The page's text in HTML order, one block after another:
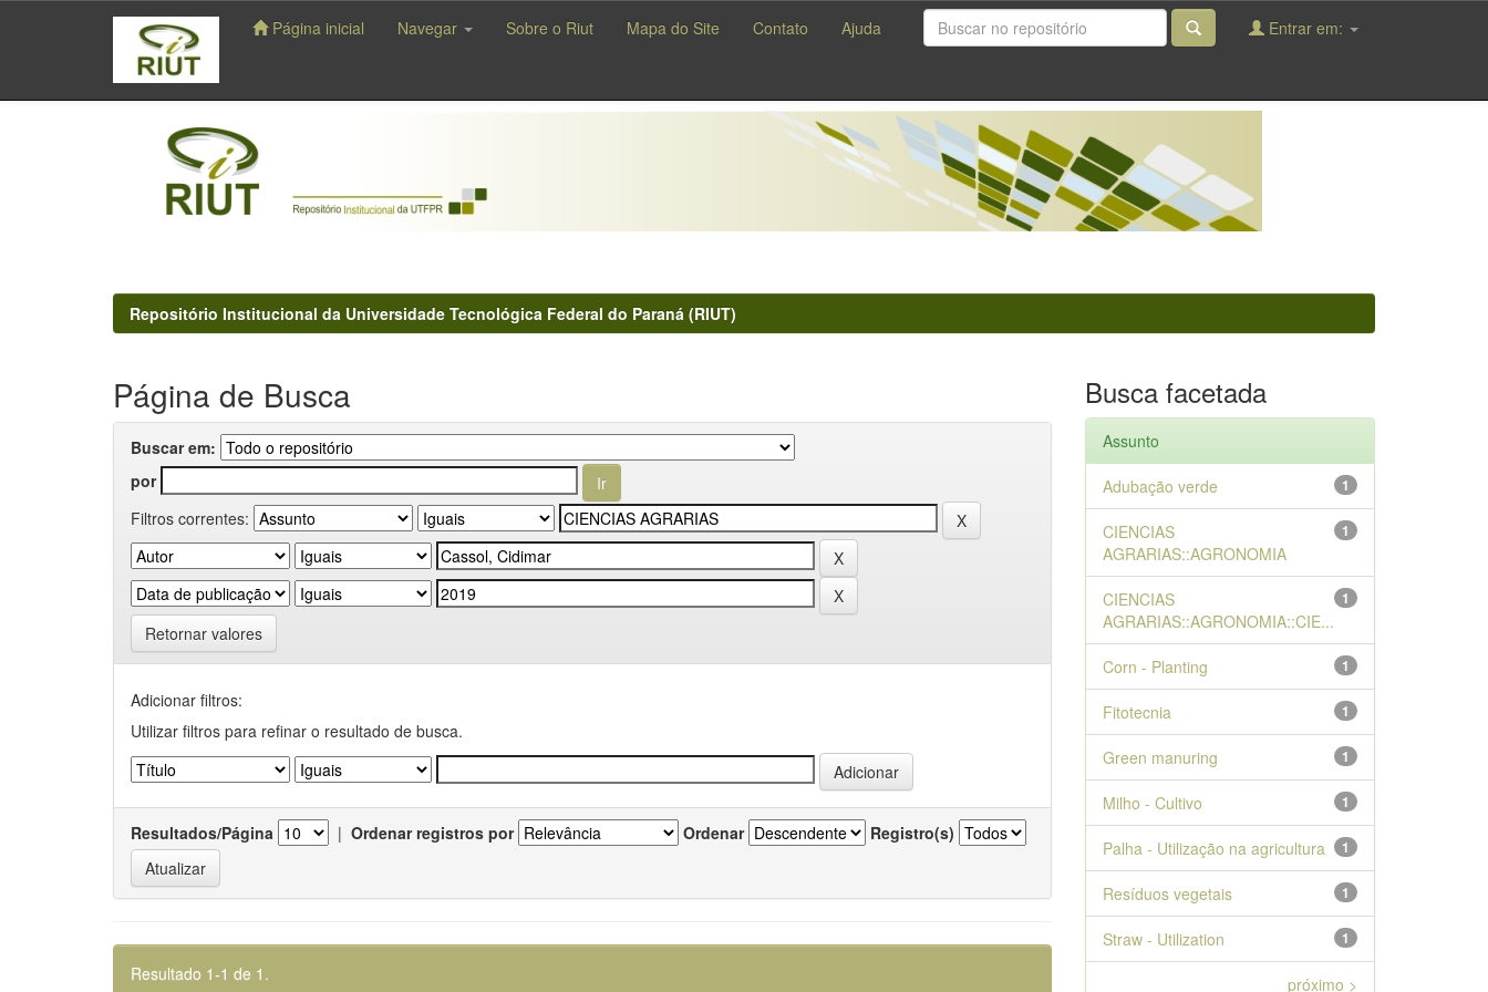
navigation
Página inicial Navegar Sobre o Riut Mapa do Site Contato Ajuda Entrar em:
Repositório Institucional da Universidade Tecnológica Federal do Paraná (RIUT)
Página de Busca
Buscar em:
por
Filtros correntes:
Retornar valores
Adicionar filtros:
Utilizar filtros para refinar o resultado de busca.
Resultados/Página | Ordenar registros por Ordenar Registro(s)
Resultado 1-1 de 1.
Busca facetada
Assunto
1
Adubação verde
1
CIENCIAS
AGRARIAS::AGRONOMIA
1
CIENCIAS
AGRARIAS::AGRONOMIA::CIE...
1
Corn - Planting
1
Fitotecnia
1
Green manuring
1
Milho - Cultivo
1
Palha - Utilização na agricultura
1
Resíduos vegetais
1
Straw - Utilization
próximo >